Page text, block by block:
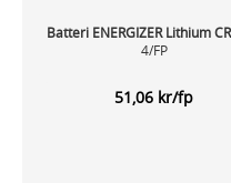
Batteri ENERGIZER Lithium
4/FP
51,06 kr/fp